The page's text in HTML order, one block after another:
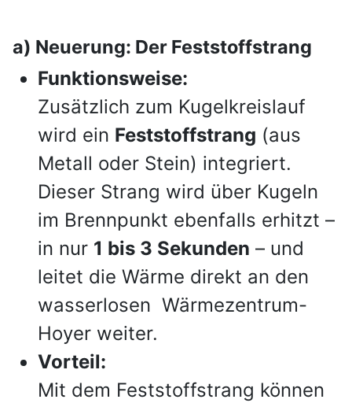
a) Neuerung: Der Feststoffstrang
Funktionsweise:
Zusätzlich zum Kugelkreislauf
wird ein Feststoffstrang (aus
Metall oder Stein) integriert.
Dieser Strang wird über Kugeln
im Brennpunkt ebenfalls erhitzt –
in nur 1 bis 3 Sekunden – und
leitet die Wärme direkt an den
wasserlosen Wärmezentrum-
Hoyer weiter.
Vorteil:
Mit dem Feststoffstrang können